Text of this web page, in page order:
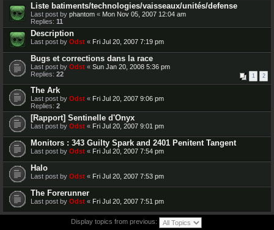
Liste batiments/technologies/vaisseaux/unités/defense
Last post by phantom « Mon Nov 05, 2007 12:04 am
Replies: 11
Description
Last post by Odst « Fri Jul 20, 2007 7:19 pm
Bugs et corrections dans la race
Last post by Odst « Sun Jan 20, 2008 5:36 pm
Replies: 22 1 2
The Ark
Last post by Odst « Fri Jul 20, 2007 9:06 pm
Replies: 2
[Rapport] Sentinelle d'Onyx
Last post by Odst « Fri Jul 20, 2007 9:01 pm
Monitors : 343 Guilty Spark and 2401 Penitent Tangent
Last post by Odst « Fri Jul 20, 2007 7:54 pm
Halo
Last post by Odst « Fri Jul 20, 2007 7:53 pm
The Forerunner
Last post by Odst « Fri Jul 20, 2007 7:51 pm
Display topics from previous: